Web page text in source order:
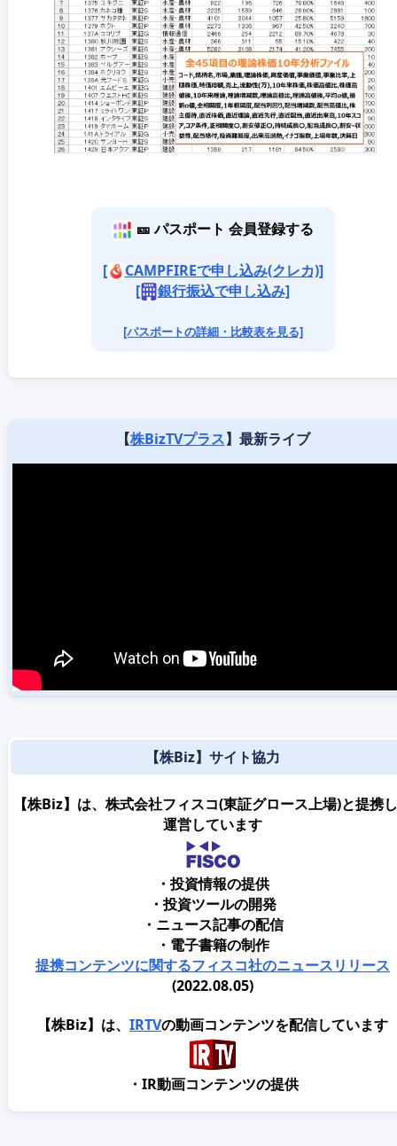
🎫 パスポート 会員登録する
[
CAMPFIREで申し込み(クレカ)]
[
銀行振込で申し込み]
[パスポートの詳細・比較表を見る]
【株BizTVプラス】最新ライブ
【株Biz】サイト協力
【株Biz】は、株式会社フィスコ(東証グロース上場)と提携
運営しています
・投資情報の提供
・投資ツールの開発
・ニュース記事の配信
・電子書籍の制作
提携コンテンツに関するフィスコ社のニュースリリース
(2022.08.05)
【株Biz】は、 IRTVの動画コンテンツを配信しています
・IR動画コンテンツの提供